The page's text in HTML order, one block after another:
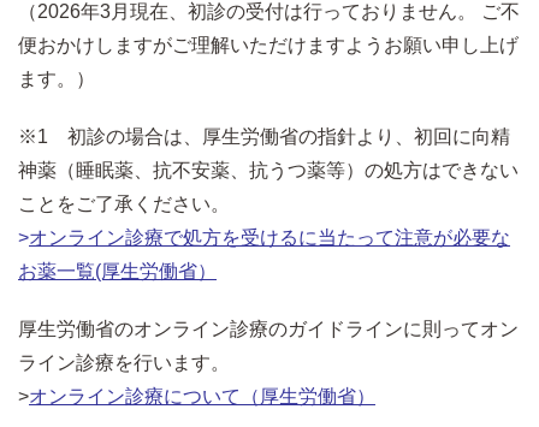
（2026年3月現在、初診の受付は行っておりません。 ご不
便おかけしますがご理解いただけますようお願い申し上げ
ます。）
※1 初診の場合は、厚生労働省の指針より、初回に向精
神薬（睡眠薬、抗不安薬、抗うつ薬等）の処方はできない
ことをご了承ください。
>オンライン診療で処方を受けるに当たって注意が必要な
お薬一覧(厚生労働省）
厚生労働省のオンライン診療のガイドラインに則ってオン
ライン診療を行います。
>オンライン診療について（厚生労働省）